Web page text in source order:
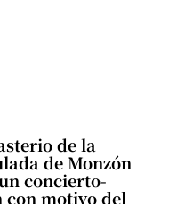
de la
de Monzón
concierto-
con motivo del